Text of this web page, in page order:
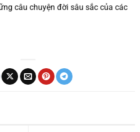
câu chuyện đời sâu sắc của các